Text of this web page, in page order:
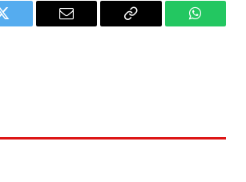
Twitter Email
Copy